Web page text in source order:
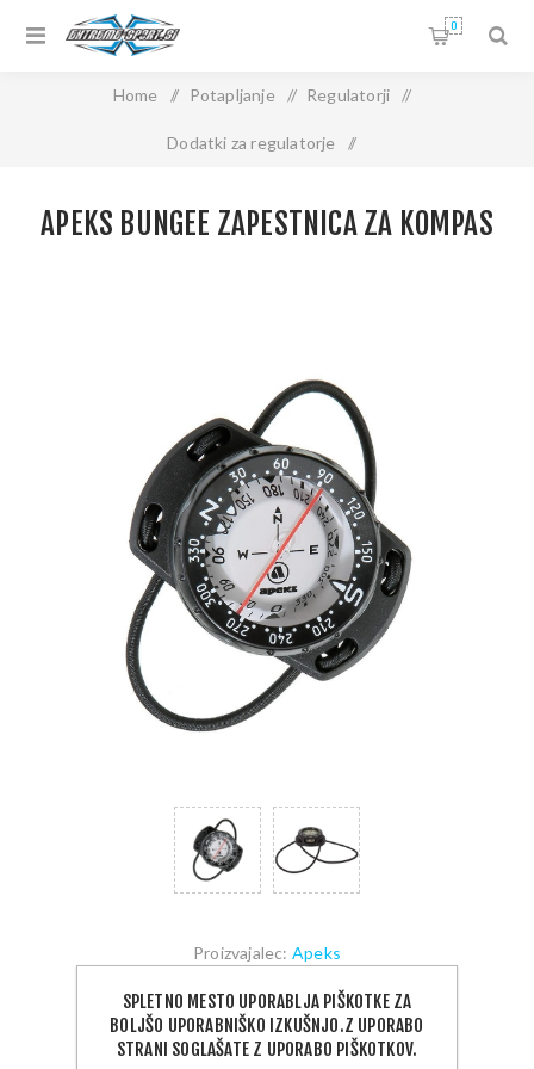
0
Home / Potapljanje / Regulatorji /
Dodatki za regulatorje /
APEKS BUNGEE ZAPESTNICA ZA KOMPAS
Proizvajalec: Apeks
89,00 €
SPLETNO MESTO UPORABLJA PIŠKOTKE ZA
BOLJŠO UPORABNIŠKO IZKUŠNJO.Z UPORABO
STRANI SOGLAŠATE Z UPORABO PIŠKOTKOV.